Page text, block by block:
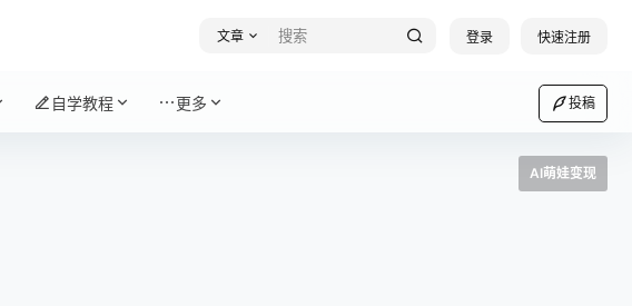
文章 登录 快速注册
自学教程 更多 投稿
AI萌娃变现